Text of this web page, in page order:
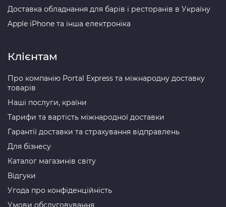
Доставка обладнання для барів і ресторанів в Україну
Apple iPhone та інша електроніка
Клієнтам
Про компанію Portal Express та міжнародну доставку
товарів
Наші послуги, країни
Тарифи та вартість міжнародної доставки
Гарантії доставки та страхування відправлень
Для бізнесу
Каталог магазинів світу
Відгуки
Угода про конфіденційність